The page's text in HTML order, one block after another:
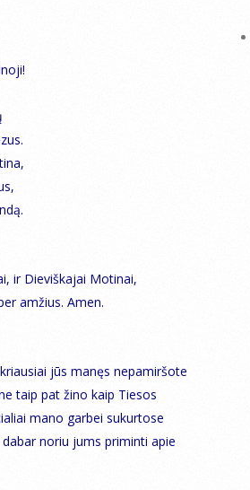
ir Dieviškajai Motinai,
amžius. Amen.
jūs manęs nepamiršote
taip pat žino kaip Tiesos
mano garbei sukurtose
noriu jums priminti apie